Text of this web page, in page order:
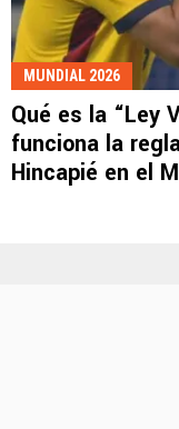
MUNDIAL 2026
Qué es la “Ley
funciona la
Hincapié en el